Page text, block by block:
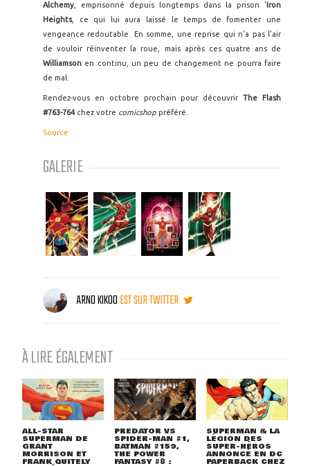
Alchemy , emprisonné depuis longtemps dans la prison 'Iron
Heights, ce qui lui aura laissé le temps de fomenter une
vengeance redoutable. En somme, une reprise qui n'a pas l'air
de vouloir réinventer la roue, mais après ces quatre ans de
Williamson en continu, un peu de changement ne pourra faire
de mal.
Rendez-vous en octobre prochain pour découvrirThe Flash
#763-764 chez votre comicshop préféré.
Source
GALERIE
ARNO KIKOOEST SUR TWITTER
À LIRE ÉGALEMENT
ALL-STAR
SUPERMAN DE
GRANT
MORRISON ET
FRANK QUITELY
PREDATOR VS
SPIDER-MAN #1,
BATMAN #159,
THE POWER
FANTASY #8 :
SUPERMAN & LA
LÉGION DES
SUPER-HÉROS
ANNONCÉ EN DC
PAPERBACK CHEZ